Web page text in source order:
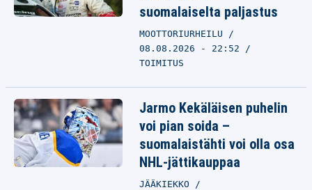
suomalaiselta paljastus
MOOTTORIURHEILU
08.08.2026 - 22:52
TOIMITUS
Jarmo Kekäläisen puhelin
voi pian soida –
suomalaistähti voi olla osa
NHL-jättikauppaa
JÄÄKIEKKO